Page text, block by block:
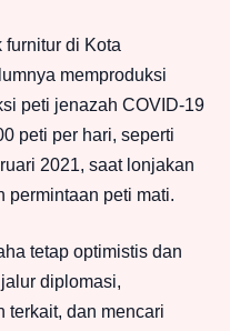
di Kota
memproduksi
peti jenazah COVID-19
peti per hari, seperti
2021, saat lonjakan
permintaan peti mati.
tetap optimistis dan
diplomasi,
terkait, dan mencari